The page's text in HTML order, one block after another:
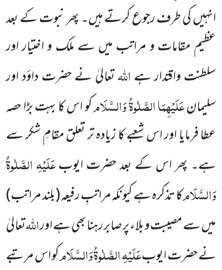
انہیں کی طرف رجوعکرتے ہیں۔ پھر نبوت کے بعد
عظیم مقامات و مراتب میں سے ملک و اختیار اور
سلطنت واقتدار ہےاللہتعالیٰ نے حضرتداؤد اور
سلیمانعَلَیْہِمَا الصَّلٰوۃُ وَالسَّلَامکو اس کا بہت بڑا حصہ
عطا فرمایا اور اس شعبے کا زیادہ تر تعلق مقامِ شکر سے
ہے۔ پھر اسکے بعد حضرت ایوبعَلَیْہِ الصَّلٰوۃُ
وَالسَّلَامکا تذکرہ ہے کیونکہ مراتبِ رفیعہ(بلند مراتب)
میں سے مصیبت و بلاء پر صابر رہنابھی ہے اوراللہتعالیٰ
نے حضرت ایوبعَلَیْہِ الصَّلٰوۃُ وَالسَّلَامکو اس مرتبے